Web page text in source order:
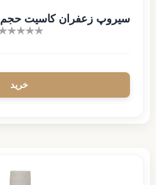
سیروپ زعفران کاسیت حجم ۱۰۰۰ میل